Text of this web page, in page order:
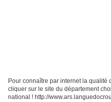
Pour connaître par internet la qualité
cliquer sur le site du département
national ! http://